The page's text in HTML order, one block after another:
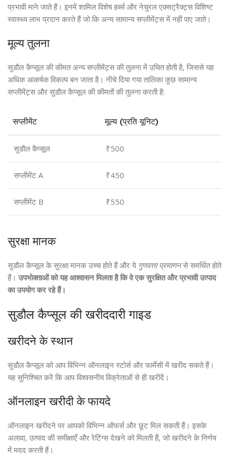
प्रभावी माने जाते हैं। इनमें शामिल विशेष हर्ब्स और नेचुरल एक्सट्रैक्ट्स विशिष्ट
स्वास्थ्य लाभ प्रदान करते हैं जो कि अन्य सामान्य सप्लीमेंट्स में नहीं पाए जाते।
मूल्य तुलना
सुडौल कैप्सूल की कीमत अन्य सप्लीमेंट्स की तुलना में उचित होती है, जिससे यह
अधिक आकर्षक विकल्प बन जाता है। नीचे दिया गया तालिका कुछ सामान्य
सप्लीमेंट्स और सुडौल कैप्सूल की कीमतों की तुलना करती है:
सप्लीमेंट मूल्य (प्रति यूनिट)
सुडौल कैप्सूल ₹500
सप्लीमेंट A ₹450
सप्लीमेंट B ₹550
सुरक्षा मानक
सुडौल कैप्सूल के सुरक्षा मानक उच्च होते हैं और ये गुणवत्ता प्रमाणनसे समर्थित होते
हैं। उपभोक्ताओं को यह आश्वासन मिलता है कि वे एक सुरक्षित और प्रभावी उत्पाद
का उपयोग कर रहे हैं।
सुडौल कैप्सूल की खरीददारी गाइड
खरीदने के स्थान
सुडौल कैप्सूल को आप विभिन्न ऑनलाइन स्टोर्स और फार्मेसी में खरीद सकते हैं।
यह सुनिश्चित करें कि आप विश्वसनीय विक्रेताओं से ही खरीदें।
ऑनलाइन खरीदी के फायदे
ऑनलाइन खरीदने पर आपको विभिन्न ऑफर्स और छूट मिल सकती हैं। इसके
अलावा, उत्पाद की समीक्षाएँ और रेटिंग्स देखने को मिलती हैं, जो खरीदने के निर्णय
में मदद करती हैं।